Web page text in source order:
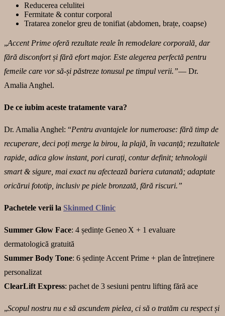
Reducerea celulitei
Fermitate & contur corporal
Tratarea zonelor greu de tonifiat (abdomen, brațe, coapse)
„Accent Prime oferă rezultate reale în remodelare corporală, dar
fără disconfort și fără efort major. Este alegerea perfectă pentru
femeile care vor să-și păstreze tonusul pe timpul verii.”— Dr.
Amalia Anghel.
De ce iubim aceste tratamente vara?
Dr. Amalia Anghel: “Pentru avantajele lor numeroase: fără timp de
recuperare, deci poți merge la birou, la plajă, în vacanță; rezultatele
rapide, adica glow instant, pori curați, contur definit; tehnologii
smart & sigure, mai exact nu afectează bariera cutanată; adaptate
oricărui fototip, inclusiv pe piele bronzată, fără riscuri.”
Pachetele verii la Skinmed Clinic
Summer Glow Face: 4 ședințe Geneo X + 1 evaluare
dermatologică gratuită
Summer Body Tone: 6 ședințe Accent Prime + plan de întreținere
personalizat
ClearLift Express: pachet de 3 sesiuni pentru lifting fără ace
„Scopul nostru nu e să ascundem pielea, ci să o tratăm cu respect și